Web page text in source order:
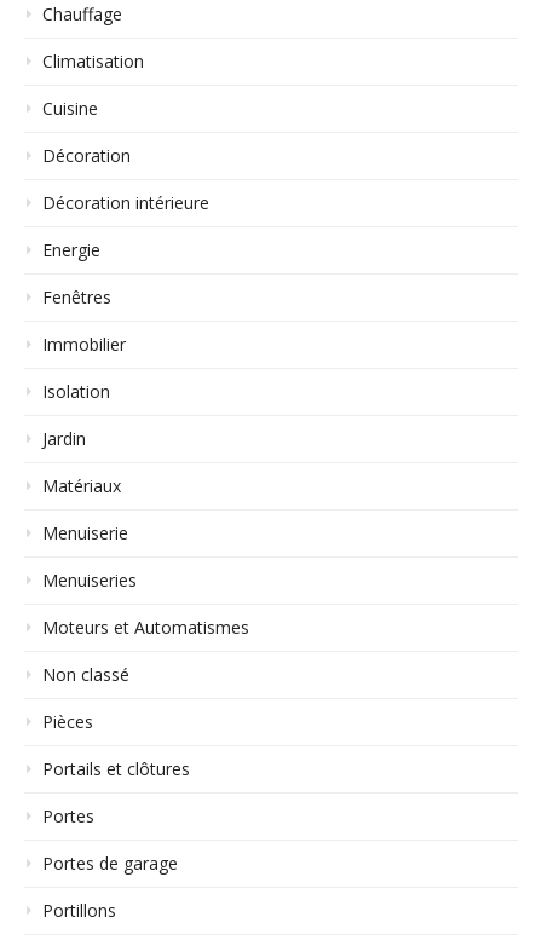
Chauffage
Climatisation
Cuisine
Décoration
Décoration intérieure
Energie
Fenêtres
Immobilier
Isolation
Jardin
Matériaux
Menuiserie
Menuiseries
Moteurs et Automatismes
Non classé
Pièces
Portails et clôtures
Portes
Portes de garage
Portillons